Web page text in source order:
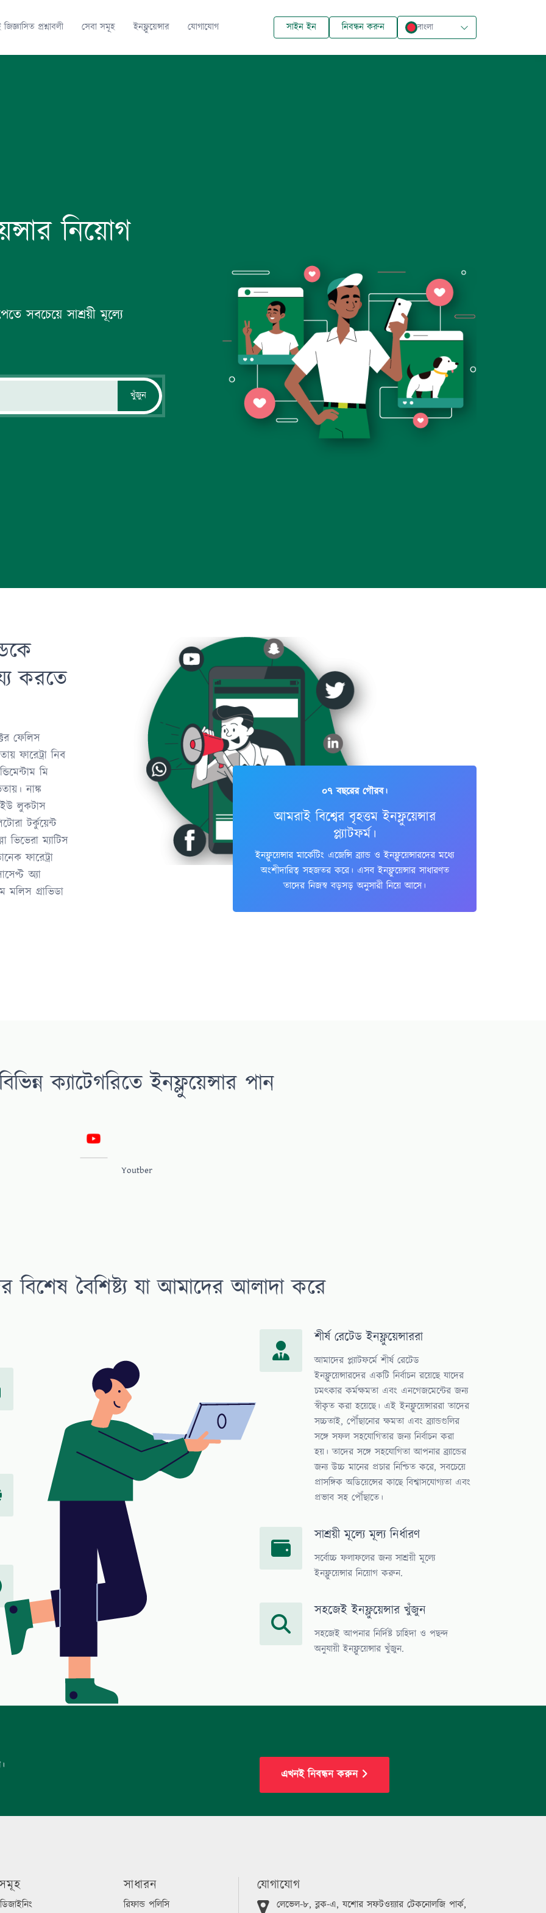
জিজ্ঞাসিত প্রশ্নাবলী সেবা সমূহ ইনফ্লুয়েন্সার যোগাযোগ সাইন ইন নিবন্ধন করুন বাংলা
নিয়োগ
সবচেয়ে সাশ্রয়ী মূল্যে
খুঁজুন
করতে
ফেলিস
ফারেট্রা নিব
মি
নাঙ্ক
ইউ লুকটাস
টর্কুয়েন্ট
ভিভেরা ম্যাটিস
ফারেট্রা
অ্যা
গ্রাভিডা
০৭ বছরের গৌরব।
আমরাই বিশ্বের বৃহত্তম ইনফ্লুয়েন্সার
প্ল্যাটফর্ম।
ইনফ্লুয়েন্সার মার্কেটিং এজেন্সি ব্র্যান্ড ও ইনফ্লুয়েন্সারদের মধ্যে
অংশীদারিত্ব সহজতর করে। এসব ইনফ্লুয়েন্সার সাধারণত
তাদের নিজস্ব বড়সড় অনুসারী নিয়ে আসে।
ক্যাটেগরিতে ইনফ্লুয়েন্সার পান
Youtber
বিশেষ বৈশিষ্ট্য যা আমাদের আলাদা করে
শীর্ষ রেটেড ইনফ্লুয়েন্সাররা
আমাদের প্ল্যাটফর্মে শীর্ষ রেটেড
ইনফ্লুয়েন্সারদের একটি নির্বাচন রয়েছে যাদের
চমৎকার কর্মক্ষমতা এবং এনগেজমেন্টের জন্য
স্বীকৃত করা হয়েছে। এই ইনফ্লুয়েন্সাররা তাদের
সচ্চতাই, পৌঁছানোর ক্ষমতা এবং ব্র্যান্ডগুলির
সঙ্গে সফল সহযোগিতার জন্য নির্বাচন করা
হয়। তাদের সঙ্গে সহযোগিতা আপনার ব্র্যান্ডের
জন্য উচ্চ মানের প্রচার নিশ্চিত করে, সবচেয়ে
প্রাসঙ্গিক অডিয়েন্সের কাছে বিশ্বাসযোগ্যতা এবং
প্রভাব সহ পৌঁছাতে।
সাশ্রয়ী মূল্যে মূল্য নির্ধারণ
সর্বোচ্চ ফলাফলের জন্য সাশ্রয়ী মূল্যে
ইনফ্লুয়েন্সার নিয়োগ করুন.
সহজেই ইনফ্লুয়েন্সার খুঁজুন
সহজেই আপনার নির্দিষ্ট চাহিদা ও পছন্দ
অনুযায়ী ইনফ্লুয়েন্সার খুঁজুন.
এখনই নিবন্ধন করুন
সাধারন
রিফান্ড পলিসি
যোগাযোগ
লেভেল-৮, ব্লক-এ, যশোর সফটওয়্যার টেকনোলজি পার্ক,